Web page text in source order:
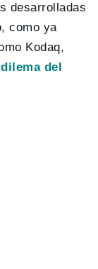
desarrolladas
como ya
Kodaq,
del